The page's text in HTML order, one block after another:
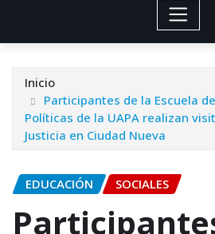
Inicio
Participantes de la Escuela
Políticas de la UAPA realizan
Justicia en Ciudad Nueva
EDUCACIÓN SOCIALES